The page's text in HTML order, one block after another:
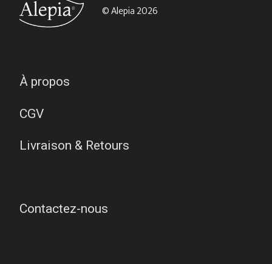
© Alepia 2026
À propos
CGV
Livraison & Retours
Contactez-nous